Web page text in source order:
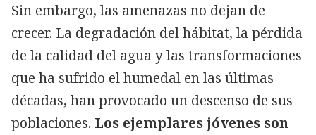
Sin embargo, las amenazas no dejan de
crecer. La degradación del hábitat, la pérdida
de la calidad del agua y las transformaciones
que ha sufrido el humedal en las últimas
décadas, han provocado un descenso de sus
poblaciones. Los ejemplares jóvenes son